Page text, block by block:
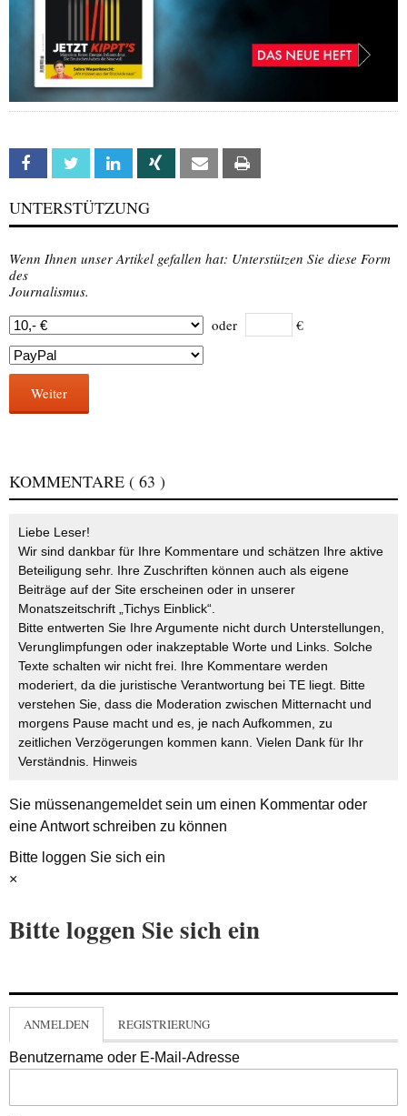
Facebook Twitter Linkedin Xing Email
UNTERSTÜTZUNG
Wenn Ihnen unser Artikel gefallen hat: Unterstützen Sie diese Form
des
Journalismus.
oder
€
Weiter
KOMMENTARE ( 63 )
Liebe Leser!
Wir sind dankbar für Ihre Kommentare und schätzen Ihre aktive
Beteiligung sehr. Ihre Zuschriften können auch als eigene
Beiträge auf der Site erscheinen oder in unserer
Monatszeitschrift „Tichys Einblick“.
Bitte entwerten Sie Ihre Argumente nicht durch Unterstellungen,
Verunglimpfungen oder inakzeptable Worte und Links. Solche
Texte schalten wir nicht frei. Ihre Kommentare werden
moderiert, da die juristische Verantwortung bei TE liegt. Bitte
verstehen Sie, dass die Moderation zwischen Mitternacht und
morgens Pause macht und es, je nach Aufkommen, zu
zeitlichen Verzögerungen kommen kann. Vielen Dank für Ihr
Verständnis. Hinweis
Sie müssenangemeldetsein um einen Kommentar oder
eine Antwort schreiben zu können
Bitte loggen Sie sich ein
×
Bitte loggen Sie sich ein
ANMELDEN REGISTRIERUNG
Benutzername oder E-Mail-Adresse